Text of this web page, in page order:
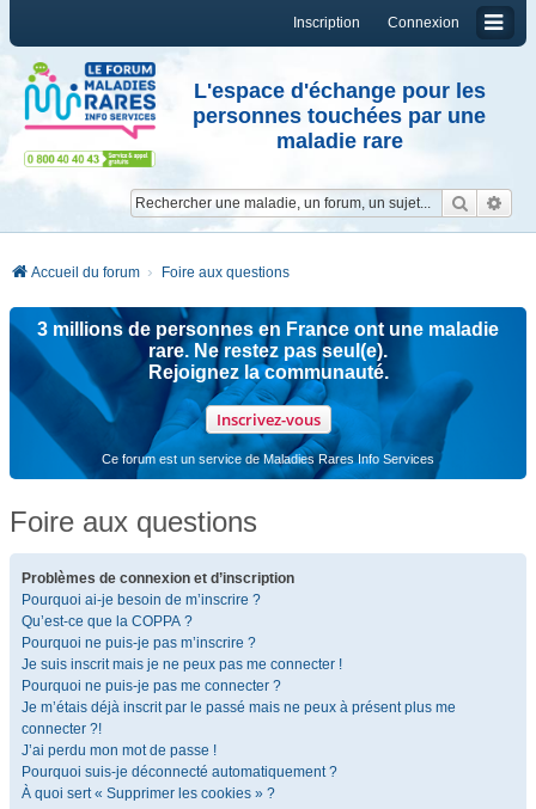
Connexion
Inscription
L'espace d'échange pour les
personnes touchées par une
maladie rare
Accueil du forum Foire aux questions
3 millions de personnes en France ont une maladie
rare. Ne restez pas seul(e).
Rejoignez la communauté.
Inscrivez-vous
Ce forum est un service de Maladies Rares Info Services
Foire aux questions
Problèmes de connexion et d’inscription
Pourquoi ai-je besoin de m’inscrire ?
Qu’est-ce que la COPPA ?
Pourquoi ne puis-je pas m’inscrire ?
Je suis inscrit mais je ne peux pas me connecter !
Pourquoi ne puis-je pas me connecter ?
Je m’étais déjà inscrit par le passé mais ne peux à présent plus me
connecter ?!
J’ai perdu mon mot de passe !
Pourquoi suis-je déconnecté automatiquement ?
À quoi sert « Supprimer les cookies » ?